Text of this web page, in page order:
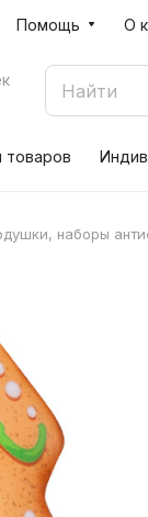
Помощь О
товаров
наборы